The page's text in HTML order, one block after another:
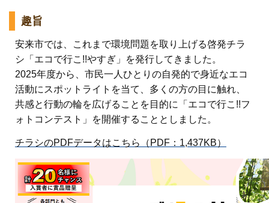
趣旨
安来市では、これまで環境問題を取り上げる啓発チラ
シ「エコで行こ!!やすぎ」を発行してきました。
2025年度から、市民一人ひとりの自発的で身近なエコ
活動にスポットライトを当て、多くの方の目に触れ、
共感と行動の輪を広げることを目的に「エコで行こ!!フ
ォトコンテスト」を開催することとしました。
チラシのPDFデータはこちら（PDF：1,437KB）